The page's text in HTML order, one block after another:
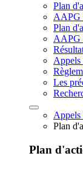
Plan
AAPG
Plan
AAPG
Appels
Les
Appels
Plan
Plan